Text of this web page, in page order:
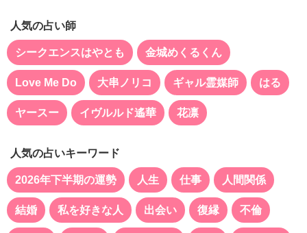
人気の占い師
シークエンスはやとも 金城めくるくん
Love Me Do 大串ノリコ ギャル霊媒師 はる
ヤースー イヴルルド遙華 花凛
人気の占いキーワード
2026年下半期の運勢 人生 仕事 人間関係
結婚 私を好きな人 出会い 復縁 不倫